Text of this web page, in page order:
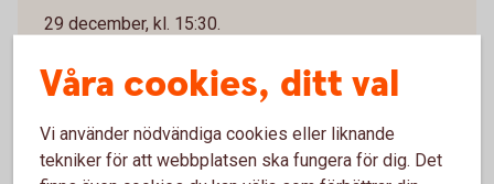
29 december, kl. 15:30.
FULLBOKAD
Våra cookies, ditt val
Vi använder nödvändiga cookies eller liknande
tekniker för att webbplatsen ska fungera för dig. Det